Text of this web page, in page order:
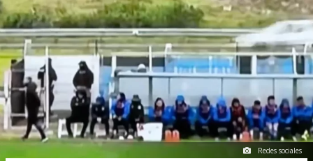
Redes sociales